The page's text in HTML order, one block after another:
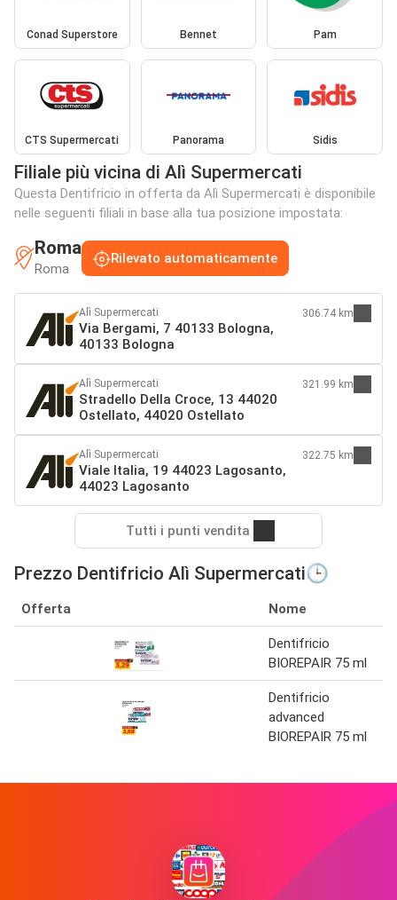
Conad Superstore Bennet Pam
CTS Supermercati Panorama Sidis
Filiale più vicina di Alì Supermercati
Questa Dentifricio in offerta da Alì Supermercati è disponibile
nelle seguenti filiali in base alla tua posizione impostata:
Roma
Roma
Rilevato automaticamente
Alì Supermercati
Via Bergami, 7 40133 Bologna,
40133 Bologna
306.74 km
Alì Supermercati
Stradello Della Croce, 13 44020
Ostellato, 44020 Ostellato
321.99 km
Alì Supermercati
Viale Italia, 19 44023 Lagosanto,
44023 Lagosanto
322.75 km
Tutti i punti vendita
Prezzo Dentifricio Alì Supermercati🕒
Offerta Nome
Dentifricio
BIOREPAIR 75 ml
Dentifricio
advanced
BIOREPAIR 75 ml